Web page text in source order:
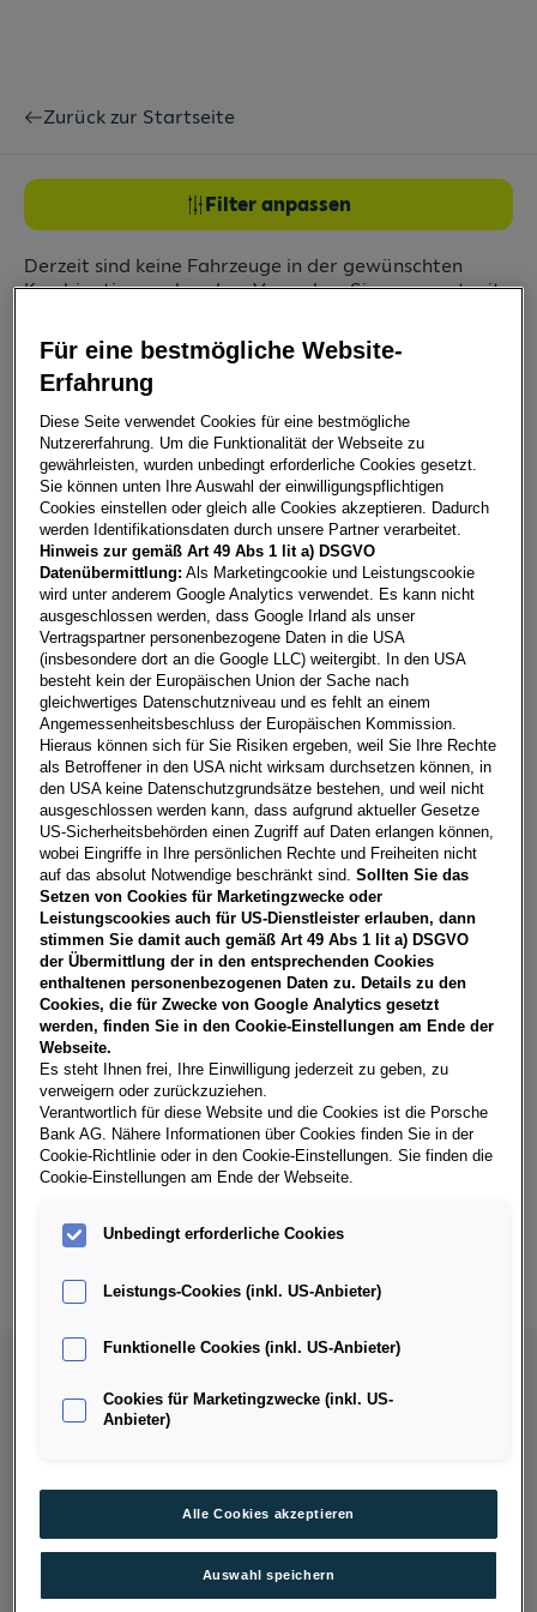
Zurück zur Startseite
Filter anpassen
Derzeit sind keine Fahrzeuge in der gewünschten
Kombination vorhanden. Versuchen Sie es erneut mit
Audi
Alle Filter entfernen
0 aktuelle Leasing Angebote:
Nach Modell gruppieren
Fahrzeuge pro Seite 12
Bei car4me finden Sie online zahlreiche Leasing Angebote,
für jedes Budget. Was die Finanzierung betrifft, können Sie
sich zwischen Leasing und Kredit entscheiden. Bei
Privatkunden ist der grundsätzliche Unterschied, dass beim
Leasing der Leasinggeber der Eigentümer des Fahrzeugs ist,
während es bei Kreditfinanzierung der Kreditnehmer ist.
So kommen Sie zu Ihrem Traum-
Fahrzeug:
Als ersten Schritt wählen Sie bitte Ihr persönliches
Wunschbudget pro Monat aus. Je nach Möglichkeit
definieren Sie per Schieberegler die Höhe Ihres Budgets und
wählen im Anschluss die gewünschte Art der Finanzierung,
die Laufzeit, Kilometer pro Jahr und die Höhe der
Eigenleistung. Danach werden Ihnen alle Fahrzeuge
angezeigt, die den gewählten Suchkriterien entsprechen.
Um die Zahl der Ergebnisse etwas einzugrenzen, können Sie
nun Ihre Wunschmarke auswählen und auch gleich das
sehen Sie nun alle relevanten Informationen.
Für eine bestmögliche Website-
Erfahrung
Diese Seite verwendet Cookies für eine bestmögliche
Nutzererfahrung. Um die Funktionalität der Webseite zu
gewährleisten, wurden unbedingt erforderliche Cookies gesetzt.
Sie können unten Ihre Auswahl der einwilligungspflichtigen
Cookies einstellen oder gleich alle Cookies akzeptieren. Dadurch
werden Identifikationsdaten durch unsere Partner verarbeitet.
Hinweis zur gemäß Art 49 Abs 1 lit a) DSGVO
Datenübermittlung: Als Marketingcookie und Leistungscookie
wird unter anderem Google Analytics verwendet. Es kann nicht
ausgeschlossen werden, dass Google Irland als unser
Vertragspartner personenbezogene Daten in die USA
(insbesondere dort an die Google LLC) weitergibt. In den USA
besteht kein der Europäischen Union der Sache nach
gleichwertiges Datenschutzniveau und es fehlt an einem
Angemessenheitsbeschluss der Europäischen Kommission.
Hieraus können sich für Sie Risiken ergeben, weil Sie Ihre Rechte
als Betroffener in den USA nicht wirksam durchsetzen können, in
den USA keine Datenschutzgrundsätze bestehen, und weil nicht
ausgeschlossen werden kann, dass aufgrund aktueller Gesetze
US-Sicherheitsbehörden einen Zugriff auf Daten erlangen können,
wobei Eingriffe in Ihre persönlichen Rechte und Freiheiten nicht
auf das absolut Notwendige beschränkt sind.Sollten Sie das
Setzen von Cookies für Marketingzwecke oder
Leistungscookies auch für US-Dienstleister erlauben, dann
stimmen Sie damit auch gemäß Art 49 Abs 1 lit a) DSGVO
der Übermittlung der in den entsprechenden Cookies
enthaltenen personenbezogenen Daten zu. Details zu den
Cookies, die für Zwecke von Google Analytics gesetzt
werden, finden Sie in den Cookie-Einstellungen am Ende der
Webseite.
Es steht Ihnen frei, Ihre Einwilligung jederzeit zu geben, zu
verweigern oder zurückzuziehen.
Verantwortlich für diese Website und die Cookies ist die Porsche
Bank AG. Nähere Informationen über Cookies finden Sie in der
Cookie-Richtlinie oder in den Cookie-Einstellungen. Sie finden die
Cookie-Einstellungen am Ende der Webseite.
Unbedingt erforderliche Cookies
Leistungs-Cookies (inkl. US-Anbieter)
Funktionelle Cookies (inkl. US-Anbieter)
Cookies für Marketingzwecke (inkl. US-
Anbieter)
Alle Cookies akzeptieren
Auswahl speichern